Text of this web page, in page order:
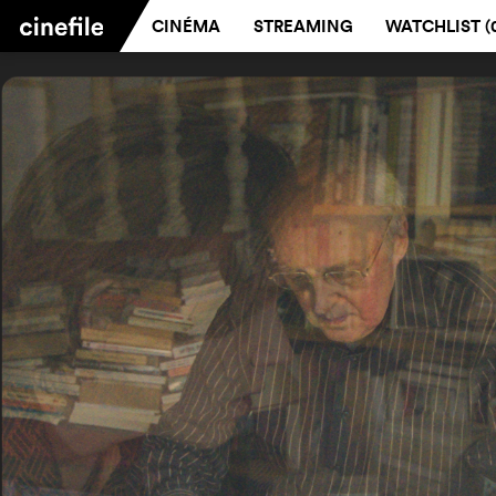
CINÉMA STREAMING WATCHLIST (